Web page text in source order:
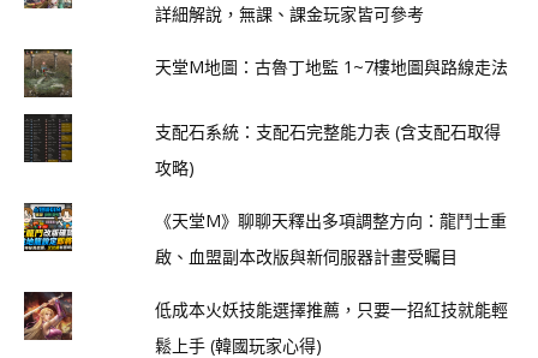
詳細解說，無課、課金玩家皆可參考
天堂M地圖：古魯丁地監 1~7樓地圖與路線走法
支配石系統：支配石完整能力表 (含支配石取得
攻略)
《天堂M》聊聊天釋出多項調整方向：龍鬥士重
啟、血盟副本改版與新伺服器計畫受矚目
低成本火妖技能選擇推薦，只要一招紅技就能輕
鬆上手 (韓國玩家心得)